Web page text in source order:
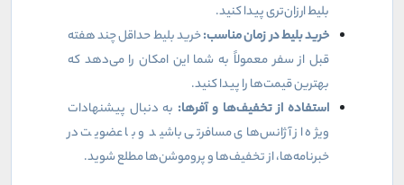
بلیط ارزان‌تری پیدا کنید.
خرید بلیط در زمان مناسب:خرید بلیط حداقل چند هفته
قبل از سفر معمولاً به شما این امکان را می‌دهد که
بهترین قیمت‌ها را پیدا کنید.
استفاده از تخفیف‌ها و آفرها: به دنبال پیشنهادات
ویژه از آژانس‌های مسافرتی باشید و با عضویت در
خبرنامه‌ها، از تخفیف‌ها و پروموشن‌ها مطلع شوید.